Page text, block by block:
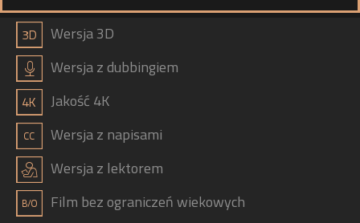
a Wersja 3D
h Wersja z dubbingiem
b Jakość 4K
g Wersja z napisami
j Wersja z lektorem
Film bez ograniczeń wiekowych